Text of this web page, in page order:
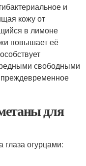
и
кожу от
в лимоне
повышает её
свободными
для
огурцами: